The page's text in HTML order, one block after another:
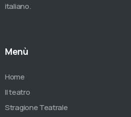
italiano.
Menù
Home
Il teatro
Stragione Teatrale